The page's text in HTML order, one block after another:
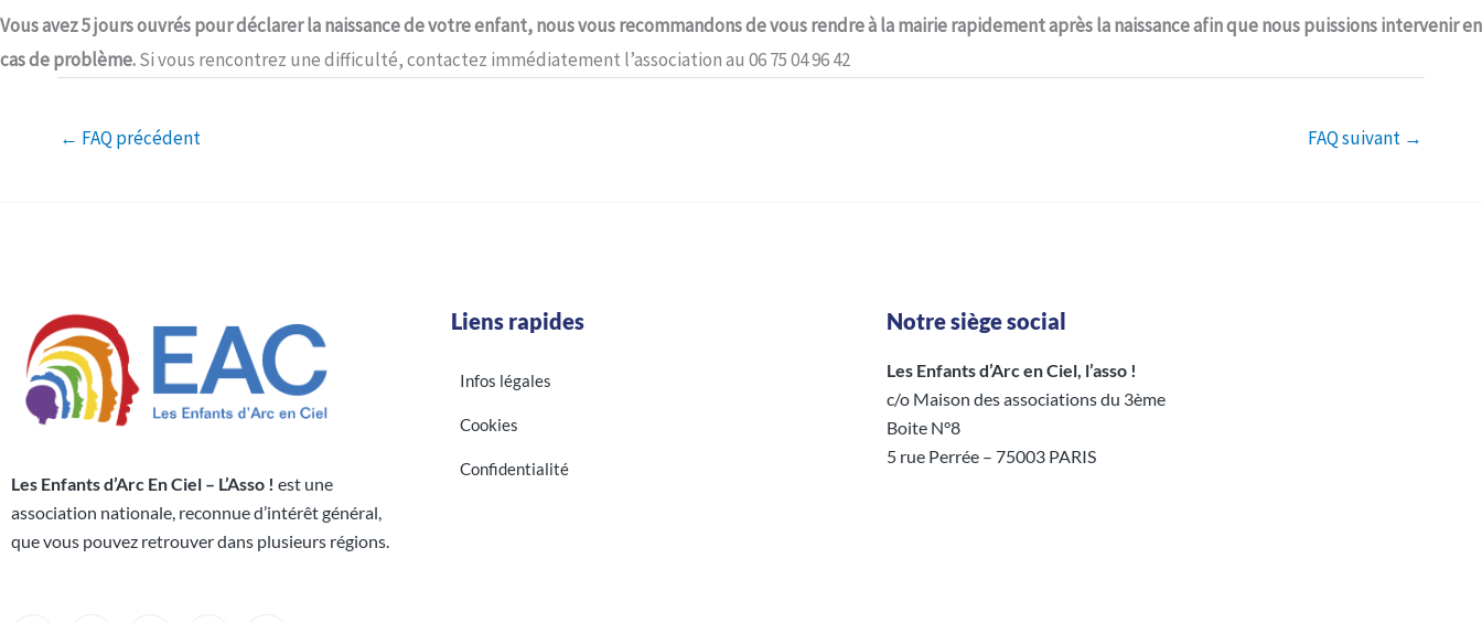
Vous avez5 jours ouvrés pour déclarer la naissancede votre enfant, nous vous recommandons de vous rendre à la mairie rapidement après la naissance afin que nous puissions intervenir en
cas de problème.Si vous rencontrez une difficulté, contactez immédiatement l’association au 06 75 04 96 42
← FAQ précédent FAQ suivant →
Les Enfants d’Arc En Ciel – L’Asso ! est une
association nationale, reconnue d’intérêt général,
que vous pouvez retrouver dans plusieurs régions.
Liens rapides
Infos légales
Cookies
Confidentialité
Notre siège social
Les Enfants d’Arc en Ciel, l’asso !
c/o Maison des associations du 3ème
Boite N°8
5 rue Perrée – 75003 PARIS